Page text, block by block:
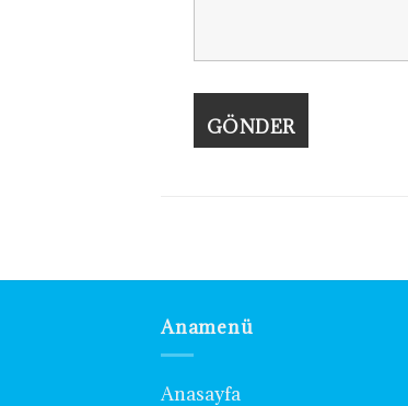
Anamenü
Anasayfa